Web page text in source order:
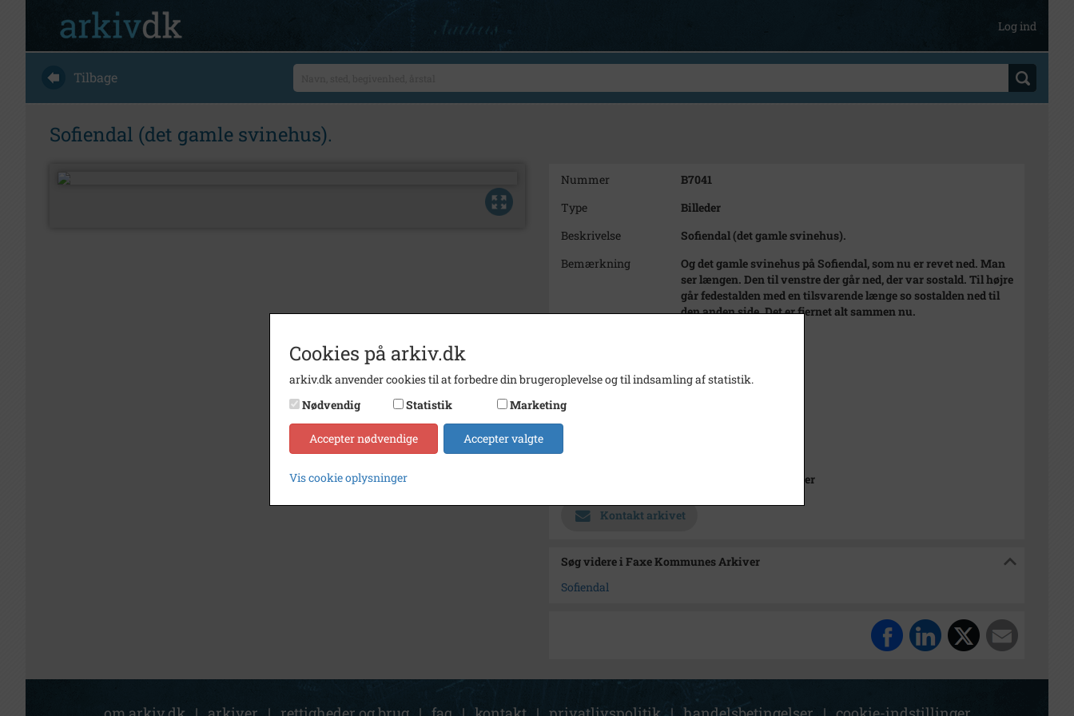
Log ind
Tilbage
Sofiendal (det gamle svinehus).
Nummer
B7041
Type
Billeder
Beskrivelse
Sofiendal (det gamle svinehus).
Bemærkning
Og det gamle svinehus på Sofiendal, som nu er revet ned. Man
ser længen. Den til venstre der går ned, der var sostald. Til højre
går fedestalden med en tilsvarende længe so sostalden ned til
den anden side. Det er fjernet alt sammen nu.
Størrelse
Se på kort
Faxe Kommunes Arkiver
Kontakt arkivet
Søg videre i Faxe Kommunes Arkiver
Sofiendal
Cookies på arkiv.dk
arkiv.dk anvender cookies til at forbedre din brugeroplevelse og til indsamling af statistik.
Nødvendig
Statistik Marketing
Accepter nødvendige Accepter valgte
Vis cookie oplysninger